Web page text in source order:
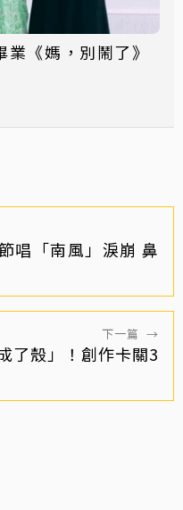
《媽，別鬧了》
唱「南風」淚崩 鼻
下一篇 →
了殼」！創作卡關3